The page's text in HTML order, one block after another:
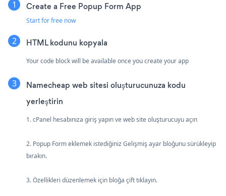
Create a Free Popup Form App
Start for free now
HTML kodunu kopyala
Your code block will be available once you create your app
Namecheap web sitesi oluşturucunuza kodu
yerleştirin
1. cPanel hesabınıza giriş yapın ve web site oluşturucuyu açın
2. Popup Form eklemek istediğiniz Gelişmiş ayar bloğunu sürükleyip
bırakın.
3. Özellikleri düzenlemek için bloğa çift tıklayın.